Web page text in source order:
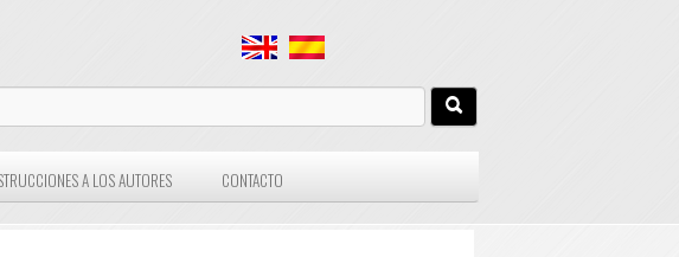
A LOS AUTORES CONTACTO